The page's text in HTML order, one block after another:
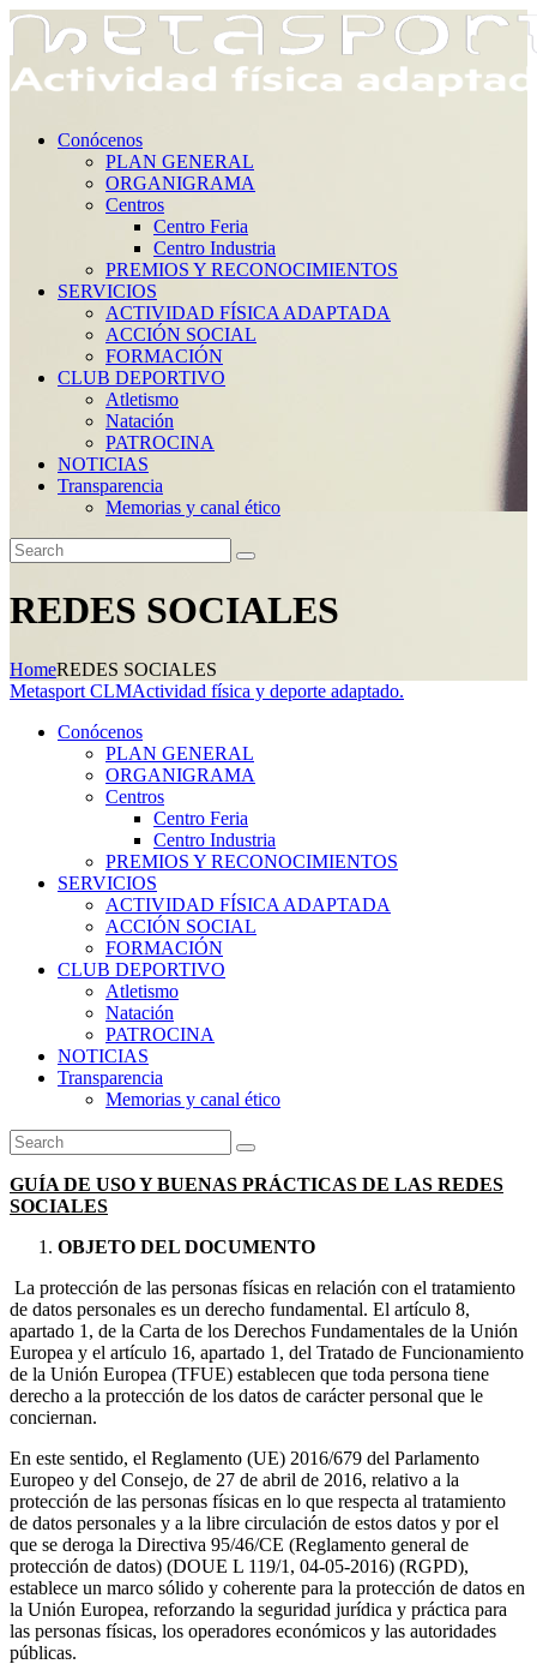
Conócenos
PLAN GENERAL
ORGANIGRAMA
Centros
Centro Feria
Centro Industria
PREMIOS Y RECONOCIMIENTOS
SERVICIOS
ACTIVIDAD FÍSICA ADAPTADA
ACCIÓN SOCIAL
FORMACIÓN
CLUB DEPORTIVO
Atletismo
Natación
PATROCINA
NOTICIAS
Transparencia
Memorias y canal ético
REDES SOCIALES
HomeREDES SOCIALES
Metasport CLMActividad física y deporte adaptado.
Conócenos
PLAN GENERAL
ORGANIGRAMA
Centros
Centro Feria
Centro Industria
PREMIOS Y RECONOCIMIENTOS
SERVICIOS
ACTIVIDAD FÍSICA ADAPTADA
ACCIÓN SOCIAL
FORMACIÓN
CLUB DEPORTIVO
Atletismo
Natación
PATROCINA
NOTICIAS
Transparencia
Memorias y canal ético
GUÍA DE USO Y BUENAS PRÁCTICAS DE LAS REDES
SOCIALES
OBJETO DEL DOCUMENTO
La protección de las personas físicas en relación con el tratamiento
de datos personales es un derecho fundamental. El artículo 8,
apartado 1, de la Carta de los Derechos Fundamentales de la Unión
Europea y el artículo 16, apartado 1, del Tratado de Funcionamiento
de la Unión Europea (TFUE) establecen que toda persona tiene
derecho a la protección de los datos de carácter personal que le
conciernan.
En este sentido, el Reglamento (UE) 2016/679 del Parlamento
Europeo y del Consejo, de 27 de abril de 2016, relativo a la
protección de las personas físicas en lo que respecta al tratamiento
de datos personales y a la libre circulación de estos datos y por el
que se deroga la Directiva 95/46/CE (Reglamento general de
protección de datos) (DOUE L 119/1, 04-05-2016) (RGPD),
establece un marco sólido y coherente para la protección de datos en
la Unión Europea, reforzando la seguridad jurídica y práctica para
las personas físicas, los operadores económicos y las autoridades
públicas.